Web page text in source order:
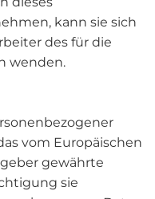
kann sie sich
des für die
wenden.
vom Europäischen
gewährte
sie